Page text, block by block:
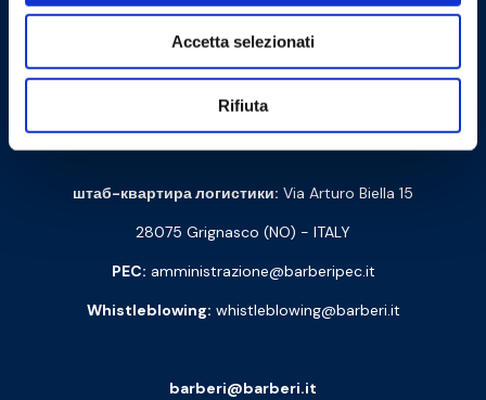
Accetta selezionati
Rifiuta
Связаться с нами
Cod. Fisc. e P. IVA: 00252070024
Via Monte Fenera, 7 - 13018 Valduggia (VC) - ITALY
штаб-квартира логистики: Via Arturo Biella 15
28075 Grignasco (NO) - ITALY
PEC: amministrazione@barberipec.it
Whistleblowing: whistleblowing@barberi.it
barberi@barberi.it